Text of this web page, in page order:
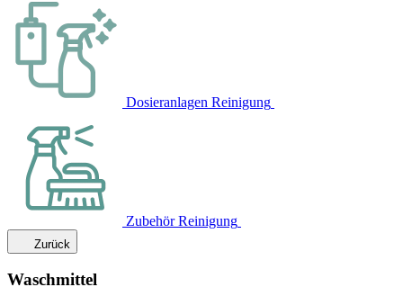
Dosieranlagen Reinigung
Zubehör Reinigung
Zurück
Waschmittel